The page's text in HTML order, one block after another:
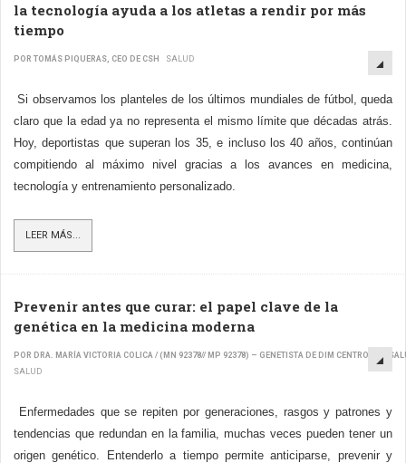
la tecnología ayuda a los atletas a rendir por más
tiempo
POR TOMÁS PIQUERAS, CEO DE CSH SALUD
Si observamos los planteles de los últimos mundiales de fútbol, queda
claro que la edad ya no representa el mismo límite que décadas atrás.
Hoy, deportistas que superan los 35, e incluso los 40 años, continúan
compitiendo al máximo nivel gracias a los avances en medicina,
tecnología y entrenamiento personalizado.
LEER MÁS...
Prevenir antes que curar: el papel clave de la
genética en la medicina moderna
POR DRA. MARÍA VICTORIA COLICA / (MN 92378// MP 92378) – GENETISTA DE DIM CENTROS DE
SALUD
Enfermedades que se repiten por generaciones, rasgos y patrones y
tendencias que redundan en la familia, muchas veces pueden tener un
origen genético. Entenderlo a tiempo permite anticiparse, prevenir y